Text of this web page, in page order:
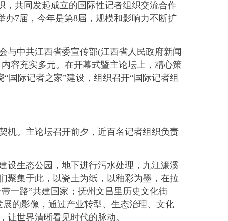
共同发起成立的国际性记者组织交流合作
办7届，今年是第8届，规模和影响力不断扩
中共江西省委宣传部(江西省人民政府新闻
容充实多元。在开幕式暨主论坛上，精心策
国际记者之家”建设，组织召开“国际记者组
。主论坛召开前夕，近百名记者组织负责
生态公园，地下进行污水处理，九江濂溪
聚集于此，以瓷土为纸，以釉彩为墨，在拉
一路”共建国家；抚州文昌里历史文化街
的影像，通过产业转型、生态治理、文化
世界清晰看见时代的脉动。